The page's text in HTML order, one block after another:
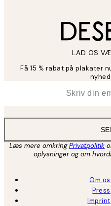
LAD OS
Få 15 % rabat på plakater
Læs mere omkringPrivatpolitik
oplysninger og om
Om os
Press
Imprint